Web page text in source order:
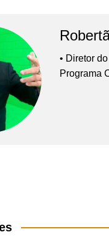
• Diretor
Programa